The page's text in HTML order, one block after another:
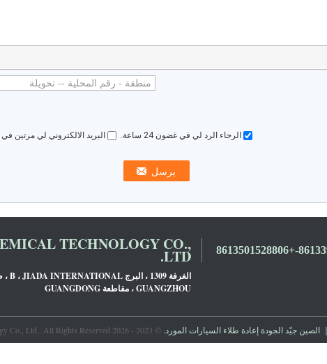
الرجاء الرد لي في غضون 24 ساعة.
البريد الالكتروني لي مرتين
TECHNOLOGY CO.,
LTD.
GUANGZHOU ، مقاطعة GUANGDONG
｜ الصين جيّد الجودة إعادة طلاء السيارات المورد. © 2023 - 2026 Guangzhou Meklon Chemical Technology Co., Ltd.. All Rights Reserved.